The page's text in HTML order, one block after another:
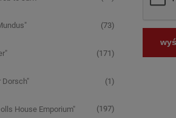
(73)
(171)
Dorsch" (1)
House Emporium" (197)